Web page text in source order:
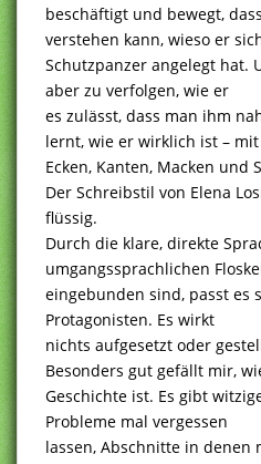
beschäftigt und bewegt,
verstehen kann, wieso er
Schutzpanzer angelegt hat.
aber zu verfolgen, wie er
es zulässt, dass man ihm
lernt, wie er wirklich ist –
Ecken, Kanten, Macken und
Der Schreibstil von Elena
flüssig.
Durch die klare, direkte
umgangssprachlichen
eingebunden sind, passt es
Protagonisten. Es wirkt
nichts aufgesetzt oder
Besonders gut gefällt mir,
Geschichte ist. Es gibt
Probleme mal vergessen
lassen, Abschnitte in denen